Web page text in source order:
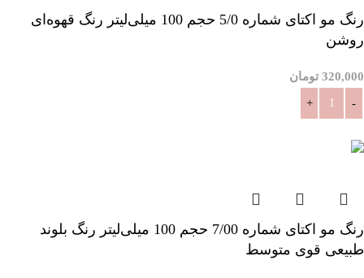
رنگ مو اکتای شماره 5/0 حجم 100 میلی‌لیتر رنگ قهوه‌ای
روشن
320,000 تومان
رنگ مو اکتای شماره 7/00 حجم 100 میلی‌لیتر رنگ بلوند
طبیعی قوی متوسط